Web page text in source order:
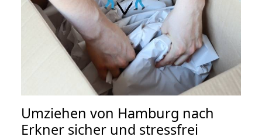
Umziehen von Hamburg nach
Erkner sicher und stressfrei